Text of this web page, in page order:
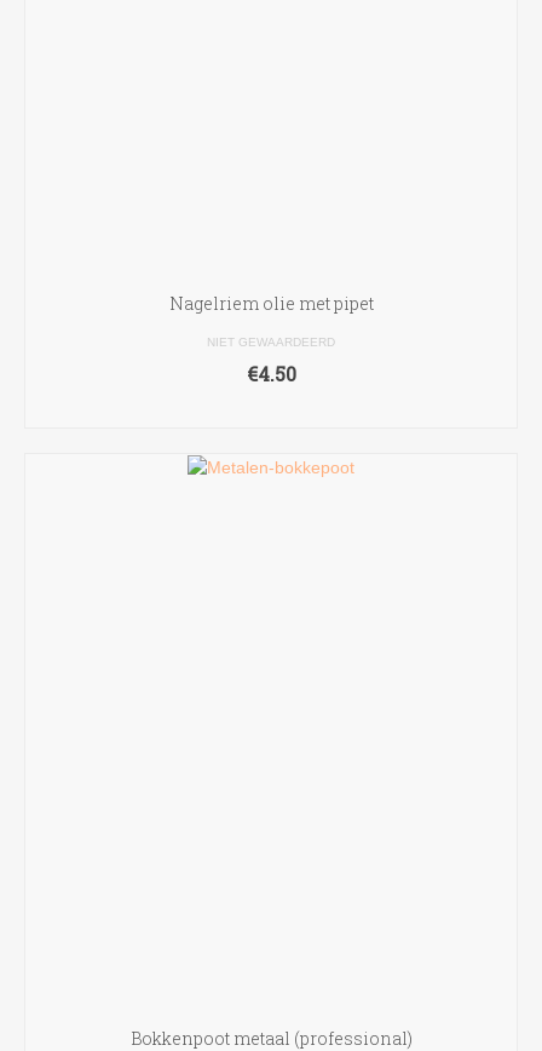
Nagelriem olie met pipet
NIET GEWAARDEERD
€4.50
Bokkenpoot metaal (professional)